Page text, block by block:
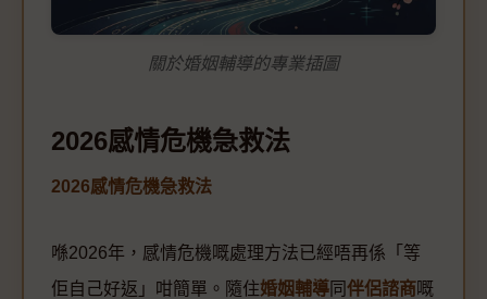
關於婚姻輔導的專業插圖
2026感情危機急救法
2026感情危機急救法
喺2026年，感情危機嘅處理方法已經唔再係「等
佢自己好返」咁簡單。隨住婚姻輔導 同 伴侶諮商嘅